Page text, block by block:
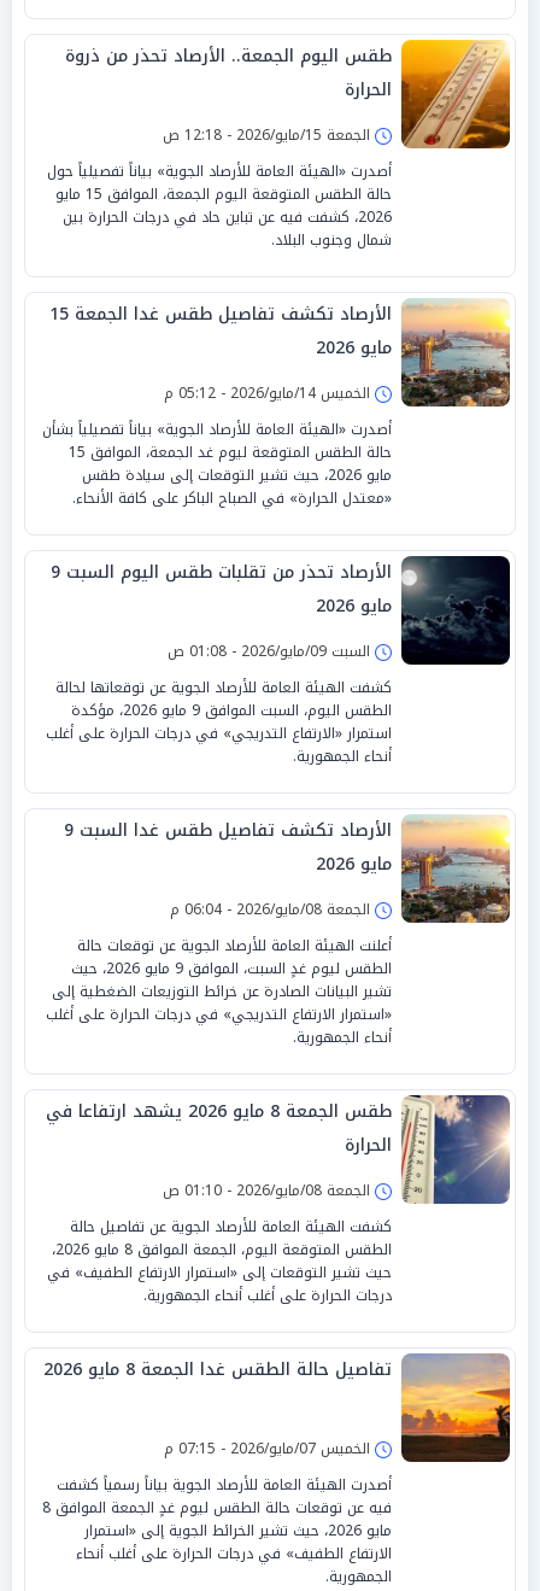
طقس اليوم الجمعة.. الأرصاد تحذر من ذروة
الحرارة
الجمعة 15/مايو/2026 - 12:18 ص
أصدرت «الهيئة العامة للأرصاد الجوية» بياناً تفصيلياً حول
حالة الطقس المتوقعة اليوم الجمعة، الموافق 15 مايو
2026، كشفت فيه عن تباين حاد في درجات الحرارة بين
شمال وجنوب البلاد.
الأرصاد تكشف تفاصيل طقس غدا الجمعة 15
مايو 2026
الخميس 14/مايو/2026 - 05:12 م
أصدرت «الهيئة العامة للأرصاد الجوية» بياناً تفصيلياً بشأن
حالة الطقس المتوقعة ليوم غد الجمعة، الموافق 15
مايو 2026، حيث تشير التوقعات إلى سيادة طقس
«معتدل الحرارة» في الصباح الباكر على كافة الأنحاء.
الأرصاد تحذر من تقلبات طقس اليوم السبت 9
مايو 2026
السبت 09/مايو/2026 - 01:08 ص
كشفت الهيئة العامة للأرصاد الجوية عن توقعاتها لحالة
الطقس اليوم، السبت الموافق 9 مايو 2026، مؤكدة
استمرار «الارتفاع التدريجي» في درجات الحرارة على أغلب
أنحاء الجمهورية.
الأرصاد تكشف تفاصيل طقس غدا السبت 9
مايو 2026
الجمعة 08/مايو/2026 - 06:04 م
أعلنت الهيئة العامة للأرصاد الجوية عن توقعات حالة
الطقس ليوم غدٍ السبت، الموافق 9 مايو 2026، حيث
تشير البيانات الصادرة عن خرائط التوزيعات الضغطية إلى
«استمرار الارتفاع التدريجي» في درجات الحرارة على أغلب
أنحاء الجمهورية.
طقس الجمعة 8 مايو 2026 يشهد ارتفاعا في
الحرارة
الجمعة 08/مايو/2026 - 01:10 ص
كشفت الهيئة العامة للأرصاد الجوية عن تفاصيل حالة
الطقس المتوقعة اليوم، الجمعة الموافق 8 مايو 2026،
حيث تشير التوقعات إلى «استمرار الارتفاع الطفيف» في
درجات الحرارة على أغلب أنحاء الجمهورية.
تفاصيل حالة الطقس غدا الجمعة 8 مايو 2026
الخميس 07/مايو/2026 - 07:15 م
أصدرت الهيئة العامة للأرصاد الجوية بياناً رسمياً كشفت
فيه عن توقعات حالة الطقس ليوم غدٍ الجمعة الموافق 8
مايو 2026، حيث تشير الخرائط الجوية إلى «استمرار
الارتفاع الطفيف» في درجات الحرارة على أغلب أنحاء
الجمهورية.